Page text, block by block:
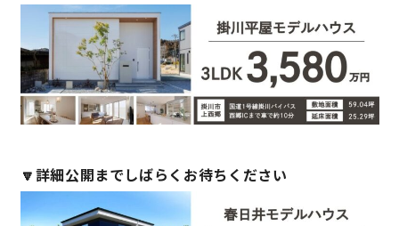
CLOSE
🔽詳細公開までしばらくお待ちください